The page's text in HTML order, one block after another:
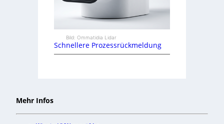
Bild: Ommatidia Lidar
Schnellere Prozessrückmeldung
Mehr Infos